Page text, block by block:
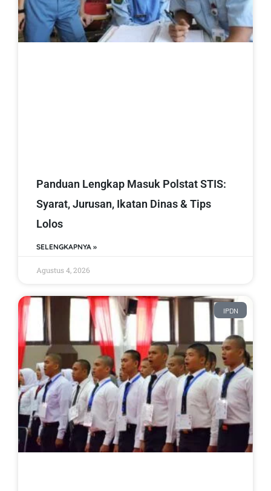
Panduan Lengkap Masuk Polstat STIS:
Syarat, Jurusan, Ikatan Dinas & Tips
Lolos
SELENGKAPNYA »
Agustus 4, 2026
IPDN